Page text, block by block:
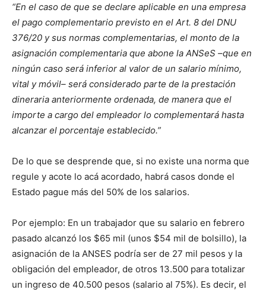
“En el caso de que se declare aplicable en una empresa
el pago complementario previsto en el Art. 8 del DNU
376/20 y sus normas complementarias, el monto de la
asignación complementaria que abone la ANSeS –que en
ningún caso será inferior al valor de un salario mínimo,
vital y móvil– será considerado parte de la prestación
dineraria anteriormente ordenada, de manera que el
importe a cargo del empleador lo complementará hasta
alcanzar el porcentaje establecido.”
De lo que se desprende que, si no existe una norma que
regule y acote lo acá acordado, habrá casos donde el
Estado pague más del 50% de los salarios.
Por ejemplo: En un trabajador que su salario en febrero
pasado alcanzó los $65 mil (unos $54 mil de bolsillo), la
asignación de la ANSES podría ser de 27 mil pesos y la
obligación del empleador, de otros 13.500 para totalizar
un ingreso de 40.500 pesos (salario al 75%). Es decir, el